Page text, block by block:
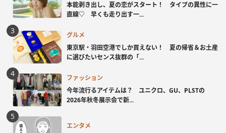
本能剥き出し、夏の恋がスタート！ タイプの異性に一
直線♡ 早くも走り出す一...
グルメ
東京駅・羽田空港でしか買えない！ 夏の帰省＆お土産
に選びたいセンス抜群の「...
ファッション
今年流行るアイテムは？ ユニクロ、GU、PLSTの
2026年秋冬展示会で新...
エンタメ